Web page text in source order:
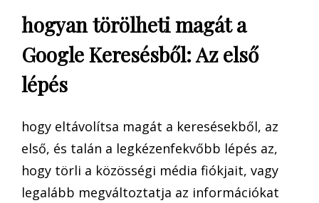
hogyan törölheti magát a
Google Keresésből: Az első
lépés
hogy eltávolítsa magát a keresésekből, az
első, és talán a legkézenfekvőbb lépés az,
hogy törli a közösségi média fiókjait, vagy
legalább megváltoztatja az információkat